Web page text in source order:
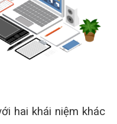
hai khái niệm khác